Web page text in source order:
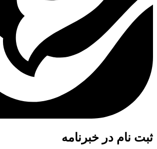
ثبت نام در خبرنامه